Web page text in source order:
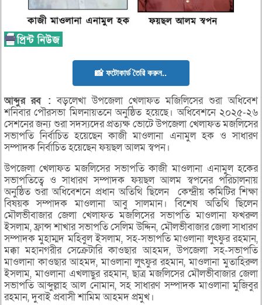
📸 ফটোকার্ড তৈরি করুন..
আব্দুর রব: বড়লেখা উপজেলা খেলাফত মজিলিসের শুরা অধিবেশ
শনিবার পৌরসভা মিলনায়তনে অনুষ্ঠিত হয়েছে। অধিবেশনে ২০২৫-২৬
সেশনের জন্য শুরা সদস্যদের প্রত্যক্ষ ভোটে উপজেলা খেলাফত মজলিসের
সভাপতি নির্বাচিত হয়েছেন কাজী মাওলানা এনামুল হক ও সাধারণ
সম্পাদক নির্বাচিত হয়েছেন ফয়ছল আলম স্বপন।
উপজেলা খেলাফত মজলিসের সভাপতি কাজী মাওলানা এনামুল হকের
সভাপতিত্বে ও সাধারণ সম্পাদক ফয়ছল আলম স্বপনের পরিচালনায়
অনুষ্ঠিত শুরা অধিবেশনে প্রধান অতিথি ছিলেন কেন্দ্রীয় কমিটির শিক্ষা
বিষয়ক সম্পাদক মাওলানা আবু সালমান। বিশেষ অতিথি ছিলেন
মৌলভীবাজার জেলা খেলাফত মজলিসের সভাপতি মাওলানা ফখরুল
ইসলাম, ফ্রান্স শাখার সভাপতি সেলিম উদ্দিন, মৌলভীবাজার জেলা সাধারণ
সম্পাদক মুহাম্মদ মহিবুল ইসলাম, সহ-সভাপতি মাওলানা লুৎফুর রহমান,
মক্কা মহানগরীর সেক্রেটারি কাওছার আহমদ, উপজেলা সহ-সভাপতি
মাওলানা কাওছার আহমদ, মাওলানা লুৎফুর রহমান, মাওলানা মুতাহিরুল
ইসলাম, মাওলানা এখলাছুর রহমান, ছাত্র মজলিসের মৌলভীবাজার জেলা
সভাপতি আব্দুল্লাহ আল নোমান, সহ সাধারণ সম্পাদক মাওলানা মুজিবুর
রহমান, দুবাই প্রবাসী শামিম আহমদ প্রমুখ।